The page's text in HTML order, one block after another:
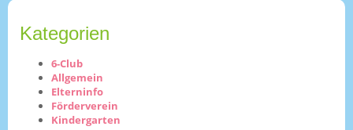
Kategorien
6-Club
Allgemein
Elterninfo
Förderverein
Kindergarten